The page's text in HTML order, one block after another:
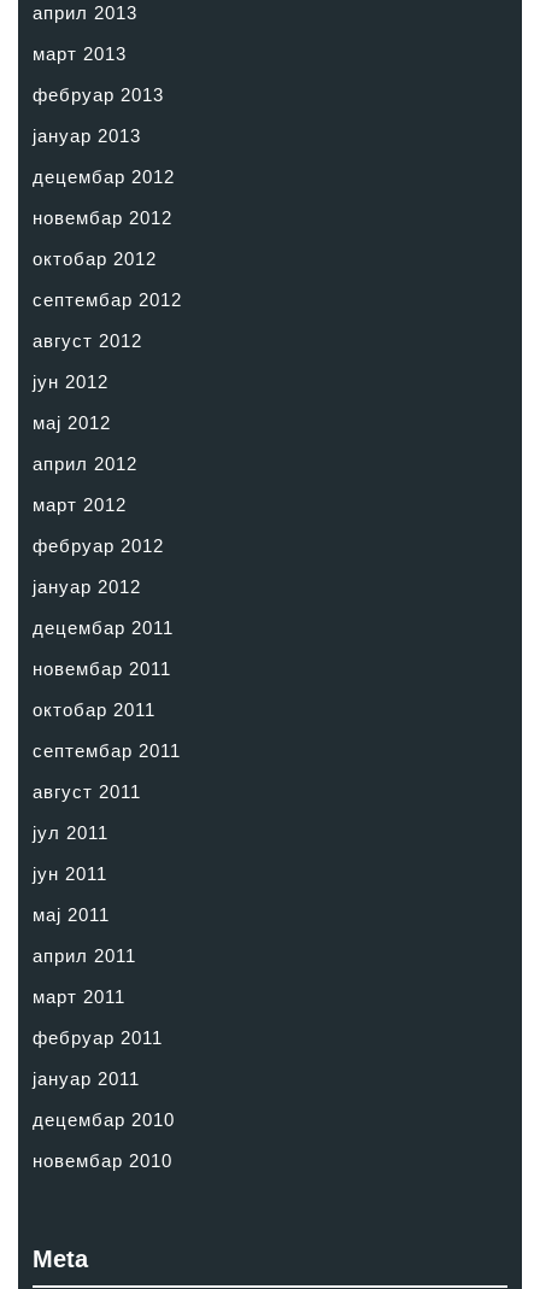
април 2013
март 2013
фебруар 2013
јануар 2013
децембар 2012
новембар 2012
октобар 2012
септембар 2012
август 2012
јун 2012
мај 2012
април 2012
март 2012
фебруар 2012
јануар 2012
децембар 2011
новембар 2011
октобар 2011
септембар 2011
август 2011
јул 2011
јун 2011
мај 2011
април 2011
март 2011
фебруар 2011
јануар 2011
децембар 2010
новембар 2010
Meta